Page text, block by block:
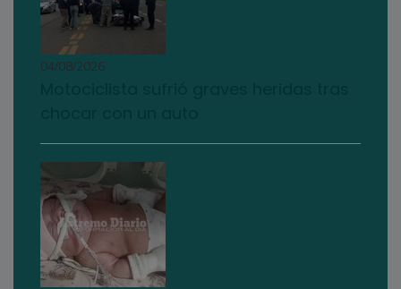
04/08/2026